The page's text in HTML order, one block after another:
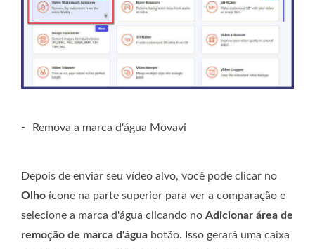
- Remova a marca d'água Movavi
Depois de enviar seu vídeo alvo, você pode clicar no
Olho ícone na parte superior para ver a comparação e
selecione a marca d'água clicando no Adicionar área de
remoção de marca d'água botão. Isso gerará uma caixa